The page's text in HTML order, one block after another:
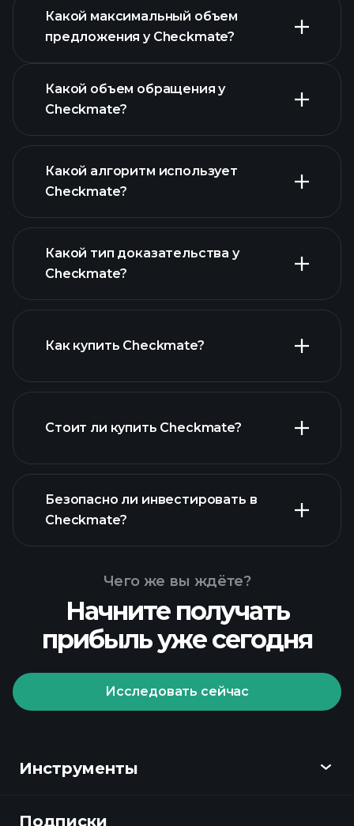
диаграмме Checkmate
Какой максимальный объем
предложения у Checkmate?
Какой объем обращения у
Checkmate?
Какой алгоритм использует
Checkmate?
Какой тип доказательства у
Checkmate?
Как купить Checkmate?
Playtrade Tournaments
Стоит ли купить Checkmate?
Playtrade Tournaments
рыночным аналитикам с поддержкой
ИИ
портфелями
миллиардеров
Безопасно ли инвестировать в
Checkmate?
Playtrade Tournaments
рыночным аналитикам с поддержкой
миллиардеров
Чего же вы ждёте?
Начните получать
прибыль уже сегодня
Исследовать сейчас
Инструменты
Обзор
Подписки